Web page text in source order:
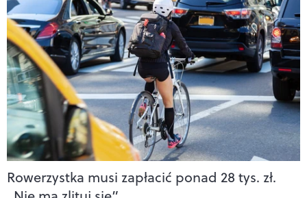
Rowerzystka musi zapłacić ponad 28 tys. zł.